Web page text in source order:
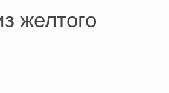
желтого